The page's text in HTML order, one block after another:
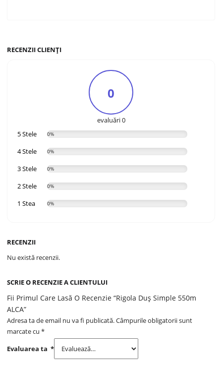
RECENZII CLIENȚI
0
evaluări 0
5 Stele
0%
4 Stele 0%
3 Stele 0%
2 Stele 0%
1 Stea 0%
RECENZII
Nu există recenzii.
SCRIE O RECENZIE A CLIENTULUI
Fii Primul Care Lasă O Recenzie “Rigola Duș Simple 550m
ALCA”
Adresa ta de email nu va fi publicată.Câmpurile obligatorii sunt
marcate cu*
Evaluarea ta*